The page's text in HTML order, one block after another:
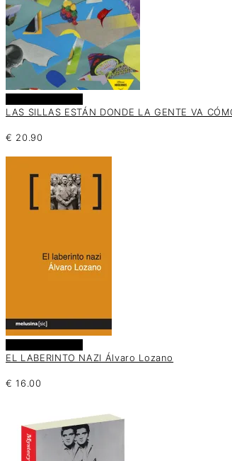
LAS SILLAS ESTÁN DONDE LA GENTE VA
€ 20.90
EL LABERINTO NAZI Álvaro Lozano
€ 16.00